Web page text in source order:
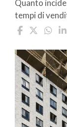
Quanto
tempi di